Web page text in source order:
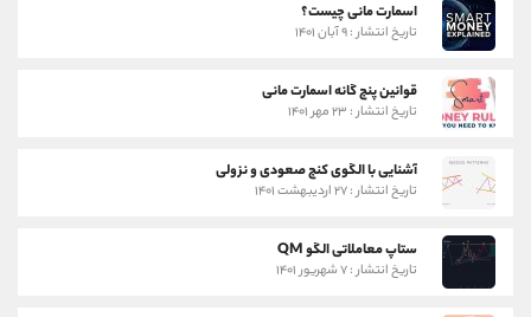
اسمارت مانی چیست؟
تاریخ انتشار : ۹ آبان ۱۴۰۱
قوانین پنج گانه اسمارت مانی
تاریخ انتشار : ۲۳ مهر ۱۴۰۱
آشنایی با الگوی کنج صعودی و نزولی
تاریخ انتشار : ۲۷ اردیبهشت ۱۴۰۱
ستاپ معاملاتی الگو QM
تاریخ انتشار : ۷ شهریور ۱۴۰۱